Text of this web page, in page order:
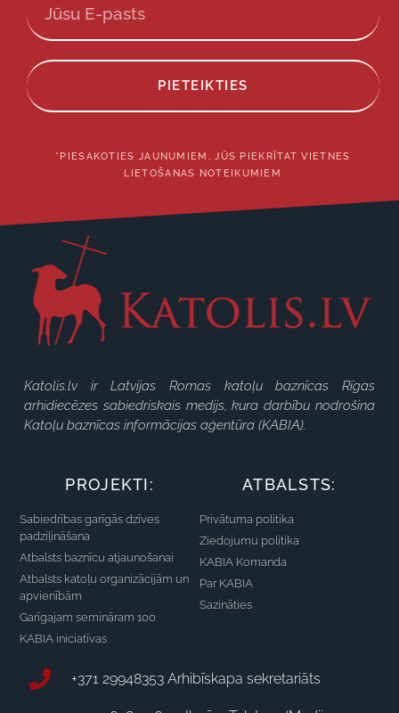
PIETEIKTIES
*PIESAKOTIES JAUNUMIEM, JŪS PIEKRĪTAT VIETNES
LIETOŠANAS NOTEIKUMIEM
Katolis.lv ir Latvijas Romas katoļu baznīcas Rīgas
arhidiecēzes sabiedriskais medijs, kura darbību nodrošina
Katoļu baznīcas informācijas aģentūra (KABIA).
PROJEKTI:
Sabiedrības garīgās dzīves
padziļināšana
Atbalsts baznīcu atjaunošanai
Atbalsts katoļu organizācijām un
apvienībām
Garīgajam semināram 100
KABIA iniciatīvas
ATBALSTS:
Privātuma politika
Ziedojumu politika
KABIA Komanda
Par KABIA
Sazināties
+371 29948353 Arhibīskapa sekretariāts